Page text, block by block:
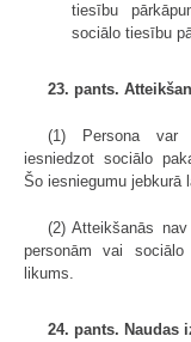
tiesību
sociālo tiesību
23. pants.
(1) Persona var
iesniedzot sociālo
Šo iesniegumu jebkurā
(2) Atteikšanās
personām vai
likums.
24. pants. Naudas